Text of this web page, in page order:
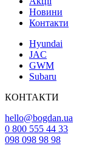
Новини
Контакти
Hyundai
JAC
GWM
Subaru
КОНТАКТИ
hello@bogdan.ua
0 800 555 44 33
098 098 98 98